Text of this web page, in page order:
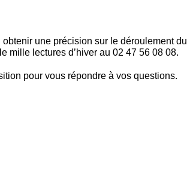
une précision sur le déroulement du
mille lectures d’hiver au 02 47 56 08 08.
pour vous répondre à vos questions.